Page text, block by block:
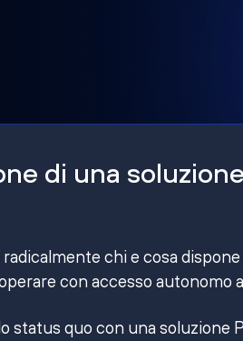
di una soluzione
chi e cosa
con accesso autonomo
status quo con una soluzione